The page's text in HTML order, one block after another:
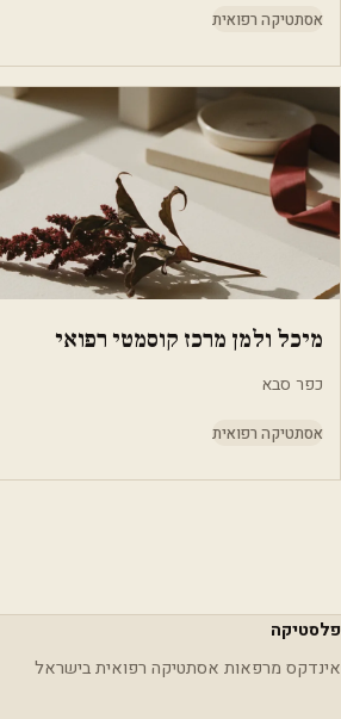
אסתטיקה רפואית
מיכל ולמן מרכז קוסמטי רפואי
כפר סבא
אסתטיקה רפואית
פלסטיקה
אינדקס מרפאות אסתטיקה רפואית בישראל